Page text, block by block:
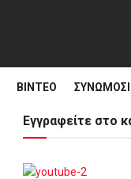
ΒΊΝΤΕΟ
Εγγραφείτε στο